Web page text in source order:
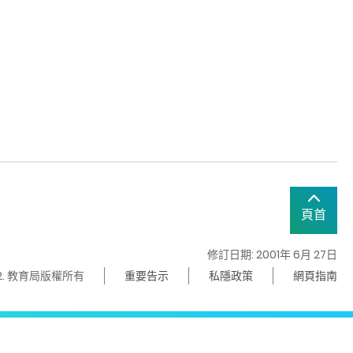
頁首
修訂日期: 2001年 6月 27日
教育局版權所有
重要告示 私隱政策 網頁指南